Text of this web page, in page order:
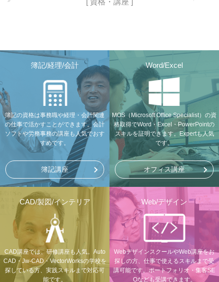
[ 資格・講座 ]
簿記/経理/会計
簿記の資格は事務職や経理・会計関連
の仕事で活かすことができます。会計
ソフトや労務事務の講座も人気でおす
すめです。
簿記講座
Word/Excel
MOS（Microsoft Office Specialist）の資
格取得でWord・Excel・PowerPointの
スキルを証明できます。Expertも人気
です。
オフィス講座
CAD/製図/インテリア
CAD講座では、研修講座も人気。Auto
CAD・Jw-CAD・VectorWorksの学校を
探している方、実践スキルまで対応可
能です。
Web/デザイン
WebデザインスクールやWeb講座をお
探しの方、仕事で使えるスキルまで受
講可能です。ポートフォリオ・集客SE
Oなども受講できます。